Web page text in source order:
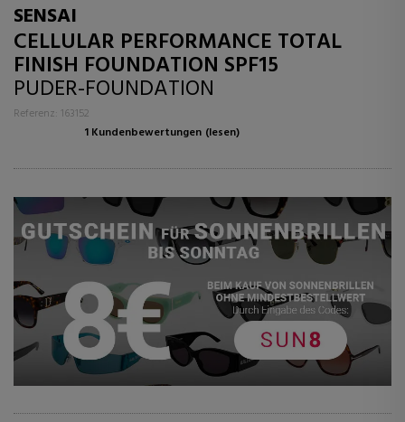
SENSAI
CELLULAR PERFORMANCE TOTAL
FINISH FOUNDATION SPF15
PUDER-FOUNDATION
Referenz: 163152
1 Kundenbewertungen (lesen)